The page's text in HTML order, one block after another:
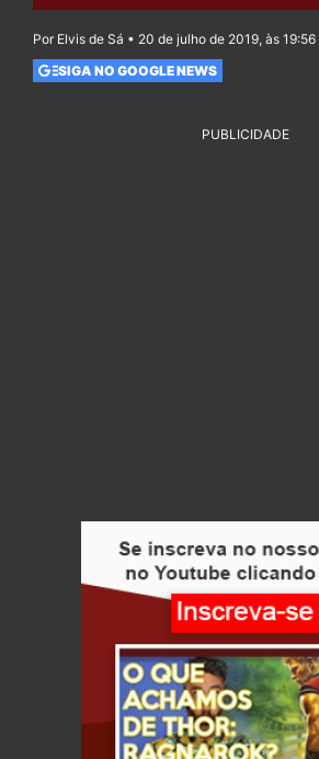
Por Elvis de Sá • 20 de julho de 2019, às 19:56
SIGA NO GOOGLE NEWS
PUBLICIDADE